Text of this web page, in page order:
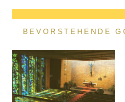
BEVORSTEHENDE